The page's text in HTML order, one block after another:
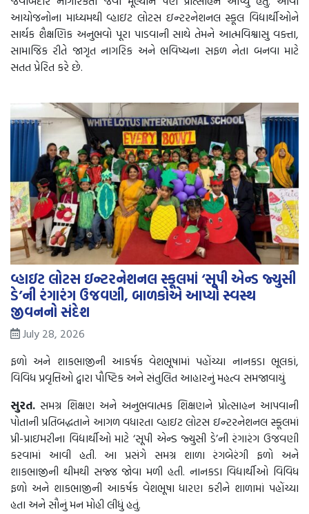
આયોજનોના માધ્યમથી વ્હાઇટ લોટસ ઇન્ટરનેશનલ સ્કૂલ વિદ્યાર્થીઓને
સાર્થક શૈક્ષણિક અનુભવો પૂરા પાડવાની સાથે તેમને આત્મવિશ્વાસુ વક્તા,
સામાજિક રીતે જાગૃત નાગરિક અને ભવિષ્યના સફળ નેતા બનવા માટે
સતત પ્રેરિત કરે છે.
વ્હાઇટ લોટસ ઇન્ટરનેશનલ સ્કૂલમાં ‘સૂપી એન્ડ જ્યુસી
ડે’ની રંગારંગ ઉજવણી, બાળકોએ આપ્યો સ્વસ્થ
જીવનનો સંદેશ
July 28, 2026
ફળો અને શાકભાજીની આકર્ષક વેશભૂષામાં પહોંચ્યા નાનકડા ભૂલકાં,
વિવિધ પ્રવૃત્તિઓ દ્વારા પૌષ્ટિક અને સંતુલિત આહારનું મહત્વ સમજાવાયું
સુરત. સમગ્ર શિક્ષણ અને અનુભવાત્મક શિક્ષણને પ્રોત્સાહન આપવાની
પોતાની પ્રતિબદ્ધતાને આગળ વધારતા વ્હાઇટ લોટસ ઇન્ટરનેશનલ સ્કૂલમાં
પ્રી-પ્રાઇમરીના વિદ્યાર્થીઓ માટે ‘સૂપી એન્ડ જ્યુસી ડે’ની રંગારંગ ઉજવણી
કરવામાં આવી હતી. આ પ્રસંગે સમગ્ર શાળા રંગબેરંગી ફળો અને
શાકભાજીની થીમથી સજ્જ જોવા મળી હતી. નાનકડા વિદ્યાર્થીઓ વિવિધ
ફળો અને શાકભાજીની આકર્ષક વેશભૂષા ધારણ કરીને શાળામાં પહોંચ્યા
હતા અને સૌનું મન મોહી લીધું હતું.